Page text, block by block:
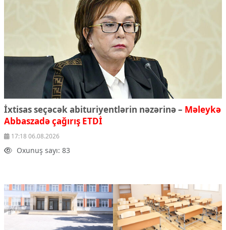
İxtisas seçəcək abituriyentlərin nəzərinə – Məleykə
Abbaszadə çağırış ETDİ
17:18 06.08.2026
Oxunuş sayı: 83